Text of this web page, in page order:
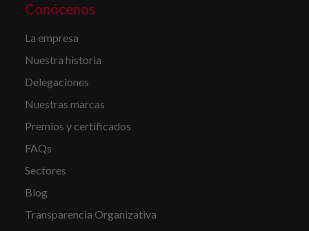
Conócenos
La empresa
Nuestra historia
Delegaciones
Nuestras marcas
Premios y certificados
FAQs
Sectores
Blog
Transparencia Organizativa